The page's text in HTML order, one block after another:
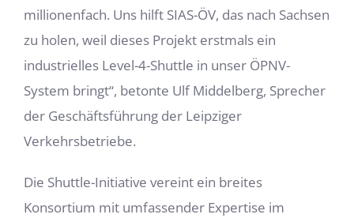
millionenfach. Uns hilft SIAS-ÖV, das nach Sachsen
zu holen, weil dieses Projekt erstmals ein
industrielles Level-4-Shuttle in unser ÖPNV-
System bringt“, betonte Ulf Middelberg, Sprecher
der Geschäftsführung der Leipziger
Verkehrsbetriebe.
Die Shuttle-Initiative vereint ein breites
Konsortium mit umfassender Expertise im